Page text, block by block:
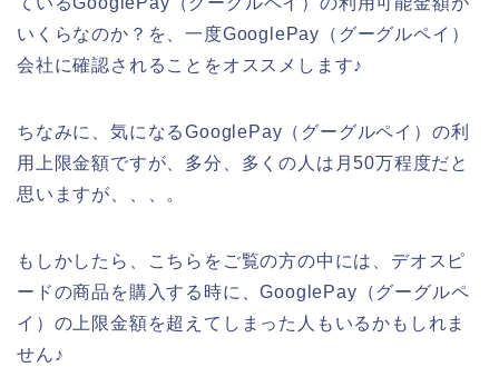
いくらなのか？を、一度GooglePay（グーグルペイ）
会社に確認されることをオススメします♪
ちなみに、気になるGooglePay（グーグルペイ）の利
用上限金額ですが、多分、多くの人は月50万程度だと
思いますが、、、。
もしかしたら、こちらをご覧の方の中には、デオスピ
ードの商品を購入する時に、GooglePay（グーグルペ
イ）の上限金額を超えてしまった人もいるかもしれま
せん♪